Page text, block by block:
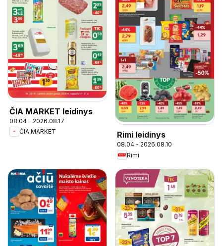
ČIA MARKET leidinys
08.04 - 2026.08.17
ČIA MARKET
Rimi leidinys
08.04 - 2026.08.10
Rimi